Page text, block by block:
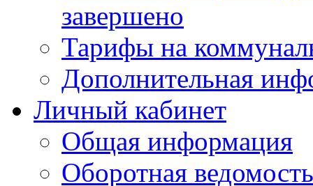
завершено
Тарифы на
Дополнительная
Личный кабинет
Общая информация
Оборотная ведомость